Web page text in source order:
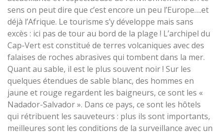
sens on peut dire que c’est encore un peu l’Europe….et
déjà l’Afrique. Le tourisme s’y développe mais sans
excès : ici pas de tour au bord de la plage ! L’archipel du
Cap-Vert est constitué de terres volcaniques avec des
falaises de roches abrasives qui tombent dans la mer.
Quant au sable, il est le plus souvent noir ! Sur les
quelques étendues de sable blanc, des hommes en
jaune et rouge regardent les baigneurs, ce sont les «
Nadador-Salvador ». Dans ce pays, ce sont les hôtels
qui rétribuent les sauveteurs : plus ils sont importants,
meilleures sont les conditions de la surveillance avec un